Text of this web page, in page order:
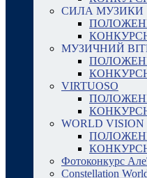
СИЛА МУЗИКИ
МУЗИЧНИЙ
VIRTUOSO
WORLD VISION
Фотоконкурс
Constellation